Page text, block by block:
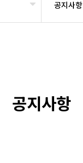
공지사항
공지사항